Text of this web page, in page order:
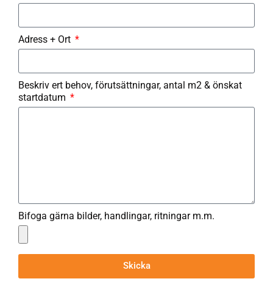
Adress + Ort
Beskriv ert behov, förutsättningar, antal m2 & önskat
startdatum
Bifoga gärna bilder, handlingar, ritningar m.m.
Skicka